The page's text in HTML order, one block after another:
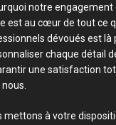
notre engagement
est au cœur de tout ce
dévoués est là
chaque détail
une satisfaction
mettons à votre